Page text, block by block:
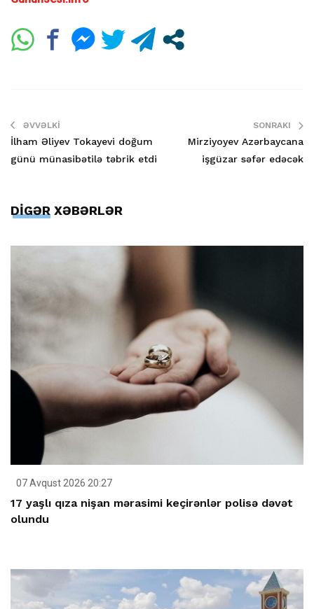
ƏVVƏLKI
İlham Əliyev Tokayevi doğum
günü münasibətilə təbrik etdi
SONRAKI
Mirziyoyev Azərbaycana
işgüzar səfər edəcək
DİGƏR XƏBƏRLƏR
07 Avqust 2026 20:27
17 yaşlı qıza nişan mərasimi keçirənlər polisə dəvət
olundu